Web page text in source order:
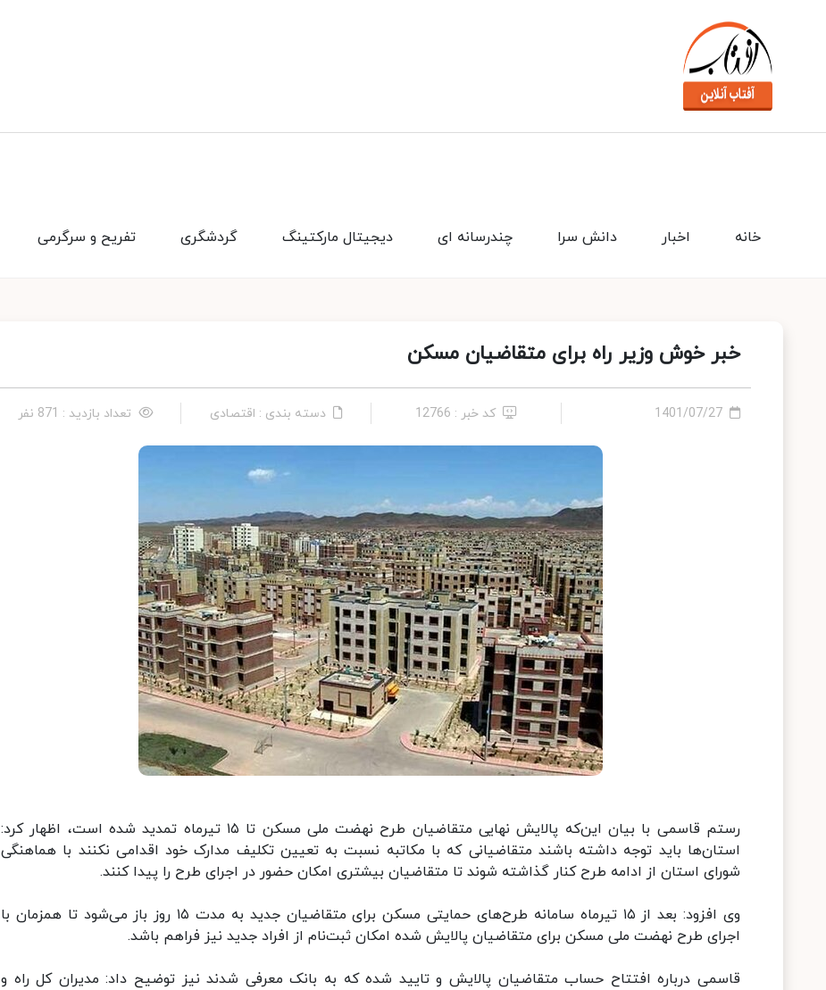
تفریح و سرگرمی گردشگری دیجیتال مارکتینگ چندرسانه ای دانش سرا اخبار خانه
خبر خوش وزیر راه برای متقاضیان مسکن
1401/07/27 کد خبر : 12766 دسته بندی : اقتصادی تعداد بازدید : 871 نفر
رستم قاسمی با بیان این‌که پالایش نهایی متقاضیان طرح نهضت ملی مسکن تا ۱۵ تیرماه تمدید شده است، اظهار کرد:
استان‌ها باید توجه داشته باشند متقاضیانی که با مکاتبه نسبت به تعیین تکلیف مدارک خود اقدامی نکنند با هماهنگی
شورای استان از ادامه طرح کنار گذاشته شوند تا متقاضیان بیشتری امکان حضور در اجرای طرح را پیدا کنند.
وی افزود: بعد از ۱۵ تیرماه سامانه طرح‌های حمایتی مسکن برای متقاضیان جدید به مدت ۱۵ روز باز می‌شود تا همزمان با
اجرای طرح نهضت ملی مسکن برای متقاضیان پالایش شده امکان ثبت‌نام از افراد جدید نیز فراهم باشد.
قاسمی درباره افتتاح حساب متقاضیان پالایش و تایید شده که به بانک معرفی شدند نیز توضیح داد: مدیران کل راه و